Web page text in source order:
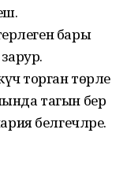
бары
торган төрле
тагын бер
белгечләре.